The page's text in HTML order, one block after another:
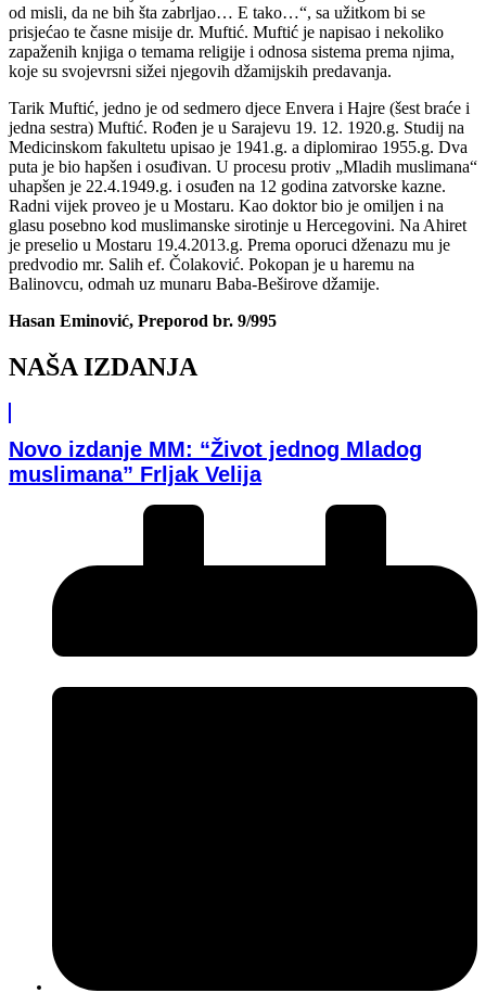
od misli, da ne bih šta zabrljao… E tako…“, sa užitkom bi se
prisjećao te časne misije dr. Muftić. Muftić je napisao i nekoliko
zapaženih knjiga o temama religije i odnosa sistema prema njima,
koje su svojevrsni sižei njegovih džamijskih predavanja.
Tarik Muftić, jedno je od sedmero djece Envera i Hajre (šest braće i
jedna sestra) Muftić. Rođen je u Sarajevu 19. 12. 1920.g. Studij na
Medicinskom fakultetu upisao je 1941.g. a diplomirao 1955.g. Dva
puta je bio hapšen i osuđivan. U procesu protiv „Mladih muslimana“
uhapšen je 22.4.1949.g. i osuđen na 12 godina zatvorske kazne.
Radni vijek proveo je u Mostaru. Kao doktor bio je omiljen i na
glasu posebno kod muslimanske sirotinje u Hercegovini. Na Ahiret
je preselio u Mostaru 19.4.2013.g. Prema oporuci dženazu mu je
predvodio mr. Salih ef. Čolaković. Pokopan je u haremu na
Balinovcu, odmah uz munaru Baba-Beširove džamije.
Hasan Eminović, Preporod br. 9/995
NAŠA IZDANJA
Novo izdanje MM: “Život jednog Mladog
muslimana” Frljak Velija